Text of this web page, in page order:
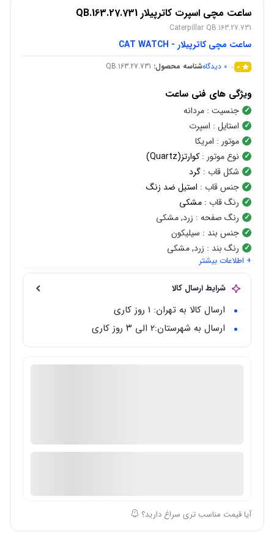
ساعت مچی اسپرت کاترپیلار QB.163.27.731
Caterpillar QB.163.27.731
ساعت مچی کاترپیلار - CAT WATCH
0
0 دیدگاهشناسه محصول: QB.163.27.731
ویژگی های فنی ساعت
جنسیت : مردانه
استایل : اسپرت
موتور : امریکا
نوع موتور : کوارتز(Quartz)
شکل قاب : گرد
جنس قاب : استیل ضد زنگ
رنگ قاب : مشکی
رنگ صفحه : زرد, مشکی
جنس بند : سیلیکون
رنگ بند : زرد, مشکی
+ اطلاعات بیشتر
شرایط ارسال کالا
ارسال کالا به تهران: 1 روز کاری
ارسال به شهرستان:‌۲ الی ۳ روز کاری
آیا قیمت مناسب تری سراغ دارید؟